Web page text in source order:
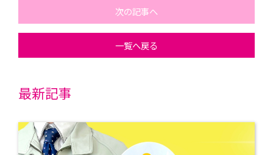
一覧へ戻る
次の記事へ
最新記事